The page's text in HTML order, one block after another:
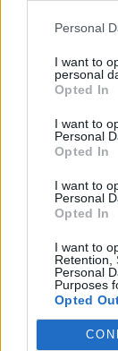
Personal
I want to
personal
Opted In
I want to
Personal
Opted In
I want to
Personal
Opted In
I want to
Retention,
Personal
Purposes
Opted
In evidenza